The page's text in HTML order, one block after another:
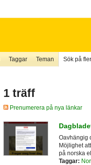
Taggar Teman Sök på
1 träff
Prenumerera på nya länkar
Oavhängig
Möjlighet
på norska
Taggar: